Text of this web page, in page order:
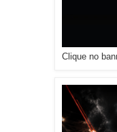
Clique no